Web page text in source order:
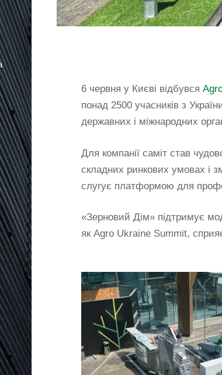
6 червня у Києві відбувся
понад 2500 учасників з
державних і міжнародних
Для компанії саміт став
складних ринкових умовах і
слугує платформою для
«Зерновий Дім» підтримує
як Agro Ukraine Summit,